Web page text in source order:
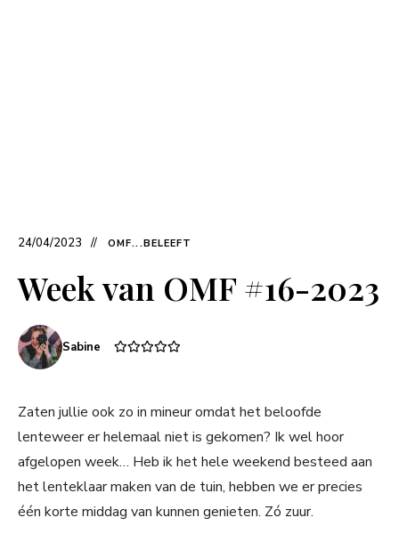
24/04/2023 OMF...BELEEFT
Week van OMF #16-2023
Sabine
Zaten jullie ook zo in mineur omdat het beloofde
lenteweer er helemaal niet is gekomen? Ik wel hoor
afgelopen week… Heb ik het hele weekend besteed aan
het lenteklaar maken van de tuin, hebben we er precies
één korte middag van kunnen genieten. Zó zuur.